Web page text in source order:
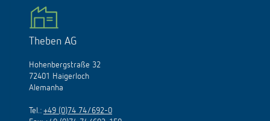
Theben AG
Hohenbergstraße 32
72401 Haigerloch
Alemanha
Tel.: +49 (0)74 74/692-0